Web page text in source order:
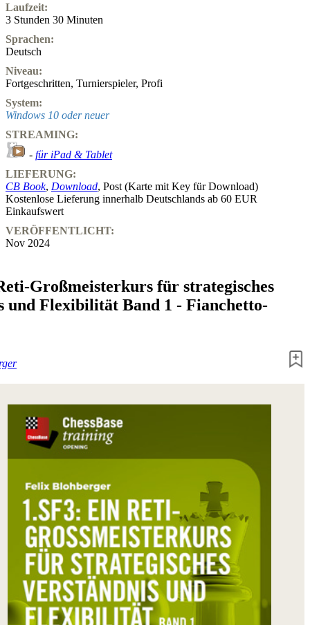
Laufzeit:
3 Stunden 30 Minuten
Sprachen:
Deutsch
Niveau:
Fortgeschritten, Turnierspieler, Profi
System:
Windows 10 oder neuer
STREAMING:
- für iPad & Tablet
LIEFERUNG:
CB Book, Download, Post (Karte mit Key für Download)
Kostenlose Lieferung innerhalb Deutschlands ab 60 EUR
Einkaufswert
VERÖFFENTLICHT:
Nov 2024
Großmeisterkurs für strategisches
und Flexibilität Band 1 - Fianchetto-